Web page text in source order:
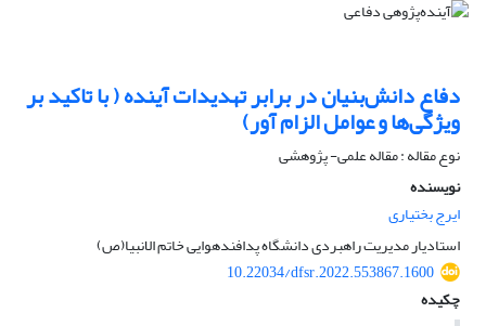
دفاع دانش‌بنیان در برابر تهدیدات آینده ( با تاکید بر
ویژگی‌ها و عوامل الزام آور)
نوع مقاله : مقاله علمی- پژوهشی
نویسنده
ایرج بختیاری
استادیار مدیریت راهبردی دانشگاه پدافندهوایی خاتم الانبیا(ص)
10.22034/dfsr.2022.553867.1600
چکیده